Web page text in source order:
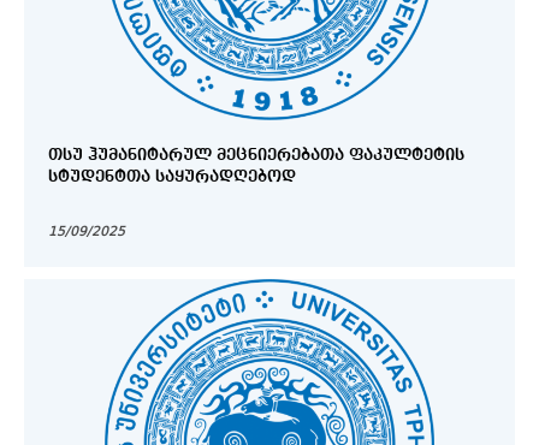
ᲗᲡᲣ ᲰᲣᲛᲐᲜᲘᲢᲐᲠᲣᲚ ᲛᲔᲪᲜᲘᲔᲠᲔᲑᲐᲗᲐ ᲤᲐᲙᲣᲚᲢᲔᲢᲘᲡ
ᲡᲢᲣᲓᲔᲜᲢᲗᲐ ᲡᲐᲧᲣᲠᲐᲓᲦᲔᲑᲝᲓ
15/09/2025